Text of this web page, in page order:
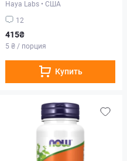
Haya Labs • США
12
415₴
5 ₴ / порция
Купить